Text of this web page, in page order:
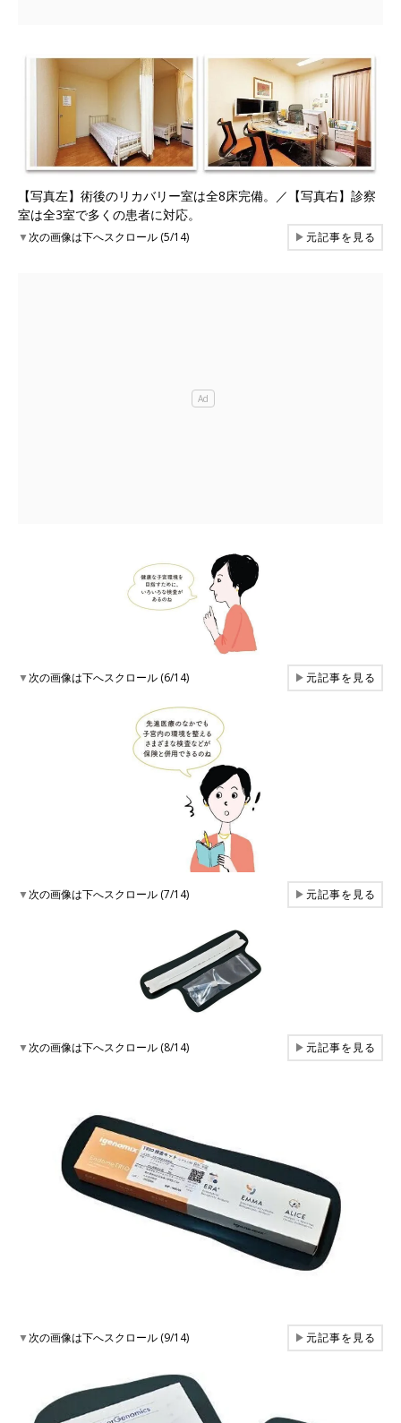
【写真左】術後のリカバリー室は全8床完備。／【写真右】診察
室は全3室で多くの患者に対応。
▼次の画像は下へスクロール (5/14) ▶元記事を見る
▼次の画像は下へスクロール (6/14) ▶元記事を見る
▼次の画像は下へスクロール (7/14) ▶元記事を見る
▼次の画像は下へスクロール (8/14) ▶元記事を見る
▼次の画像は下へスクロール (9/14) ▶元記事を見る